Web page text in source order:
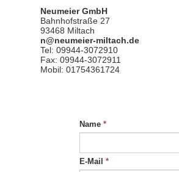
Neumeier GmbH
Bahnhofstraße 27
93468 Miltach
n@neumeier-miltach.de
Tel: 09944-3072910
Fax: 09944-3072911
Mobil: 01754361724
Name *
E-Mail *